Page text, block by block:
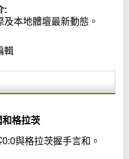
:
及本地體壇最新動態。
輯
和格拉茨
與格拉茨握手言和。